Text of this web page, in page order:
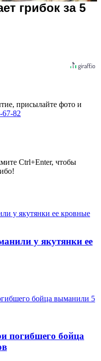
грибок за 5
присылайте фото и
67-82
Ctrl+Enter, чтобы
у якутянки ее
погибшего бойца